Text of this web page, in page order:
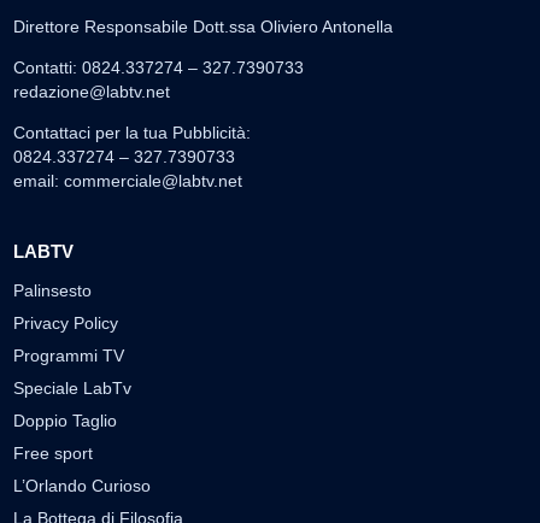
Direttore Responsabile Dott.ssa Oliviero Antonella
Contatti: 0824.337274 – 327.7390733
redazione@labtv.net
Contattaci per la tua Pubblicità:
0824.337274 – 327.7390733
email: commerciale@labtv.net
LABTV
Palinsesto
Privacy Policy
Programmi TV
Speciale LabTv
Doppio Taglio
Free sport
L’Orlando Curioso
La Bottega di Filosofia